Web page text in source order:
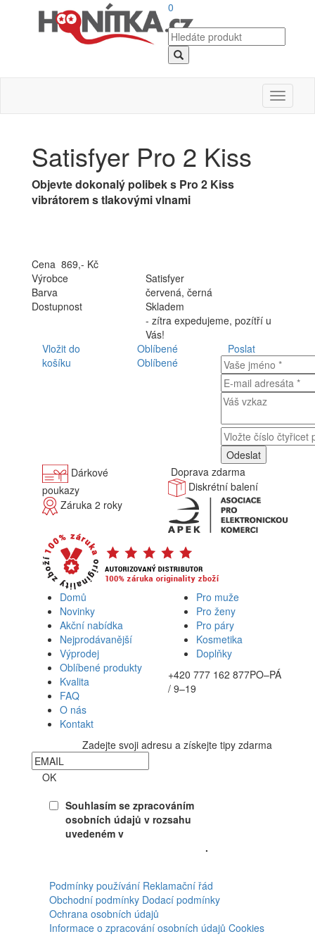
0
Toggle
Satisfyer Pro 2 Kiss
Objevte dokonalý polibek s Pro 2 Kiss
vibrátorem s tlakovými vlnami
Cena 869,- Kč
Výrobce
Satisfyer
Barva
červená, černá
Dostupnost
Skladem
- zítra expedujeme, pozítří u
Vás!
Vložit do
košíku
Oblíbené
Oblíbené
Poslat
Dárkové
poukazy
Doprava zdarma
Diskrétní balení
Záruka 2 roky
Domů
Novinky
Akční nabídka
Nejprodávanější
Výprodej
Oblíbené produkty
Kvalita
FAQ
O nás
Kontakt
Pro muže
Pro ženy
Pro páry
Kosmetika
Doplňky
+420 777 162 877PO–PÁ
/ 9–19
Zadejte svoji adresu a získejte tipy zdarma
OK
Souhlasím se zpracováním
osobních údajů v rozsahu
uvedeném v
.
Podmínky používání Reklamační řád
Obchodní podmínky Dodací podmínky
Ochrana osobních údajů
Informace o zpracování osobních údajů Cookies